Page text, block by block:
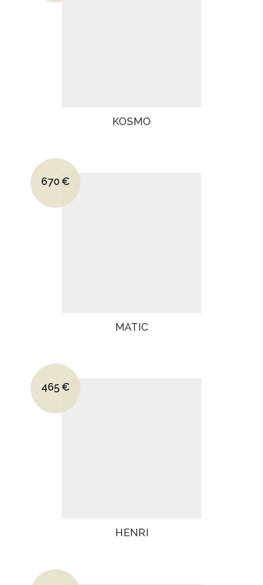
KOSMO
Le prix initial était : 940€.
670€
Le prix actuel est : 670€.
MATIC
Le prix initial était : 640€.
465€
Le prix actuel est : 465€.
HENRI
Le prix initial était : 830€.